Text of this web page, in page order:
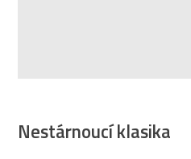
Nestárnoucí klasika